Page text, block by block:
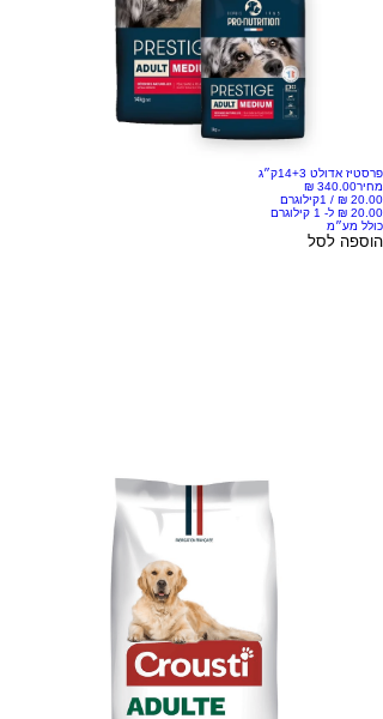
פרסטיז אדולט 14+3ק״ג
מחיר
/ 1קילוגרם
כולל מע״מ
הוספה לסל